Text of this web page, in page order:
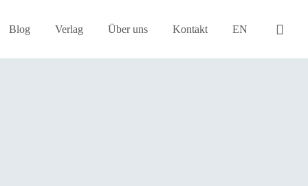
Blog Verlag Über uns Kontakt EN